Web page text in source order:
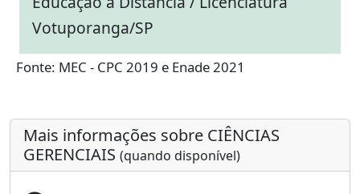
Votuporanga/SP
Fonte: MEC - CPC 2019 e Enade 2021
Mais informações sobre CIÊNCIAS
GERENCIAIS (quando disponível)